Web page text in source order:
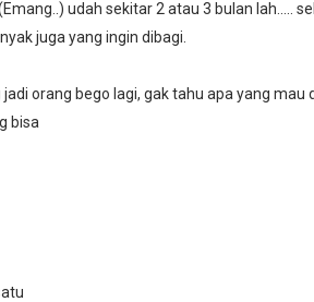
Webcam Internal Laptop/notebook
Perjuangan
Teknik menghitung Subnetting
melalui akses Indihome
udah sekitar 2 atau 3 bulan lah.....
juga yang ingin dibagi.
orang bego lagi, gak tahu apa yang mau
bisa